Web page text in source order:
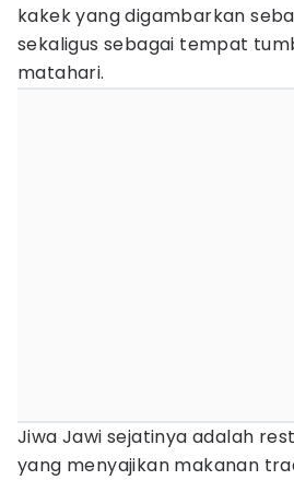
kakek yang digambarkan
sekaligus sebagai tempat
matahari.
Jiwa Jawi sejatinya adalah
yang menyajikan makanan